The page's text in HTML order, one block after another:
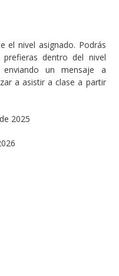
el nivel asignado. Podrás
dentro del nivel
enviando un mensaje a
a asistir a clase a partir
2025